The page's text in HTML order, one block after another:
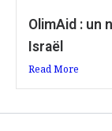
OlimAid : un
Israël
Read More